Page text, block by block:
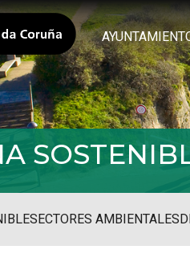
SECTORES AMBIENTALES